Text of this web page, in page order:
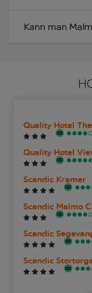
Kann man
Quality Hotel
Quality Hotel
Scandic Kramer
Scandic Malmo
Scandic
Scandic